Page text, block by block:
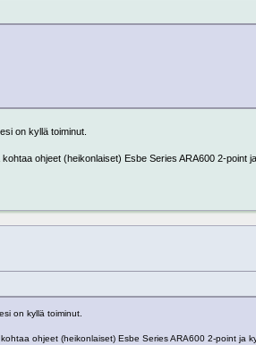
on kyllä toiminut.
ohjeet (heikonlaiset) Esbe Series ARA600 2-point
on kyllä toiminut.
ohjeet (heikonlaiset) Esbe Series ARA600 2-point ja